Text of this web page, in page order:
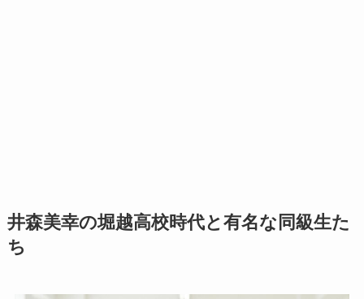
井森美幸の堀越高校時代と有名な同級生た
ち